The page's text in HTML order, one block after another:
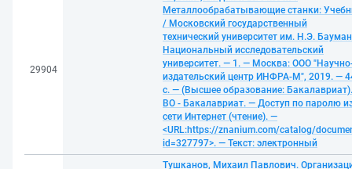
29904
Металлообрабатывающие станки:
/ Московский государственный
технический университет им. Н.Э.
Национальный исследовательский
университет. — 1. — Москва: ООО
издательский центр ИНФРА-М", 2019. —
с. — (Высшее образование:
ВО - Бакалавриат. — Доступ по паролю
сети Интернет (чтение). —
<URL:https://znanium.com/catalog/
id=327797>. — Текст: электронный
Тушканов, Михаил Павлович.